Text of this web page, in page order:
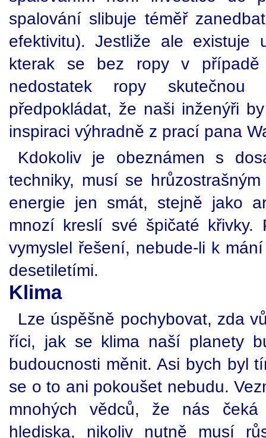
spalování slibuje téměř
efektivitu). Jestliže ale
kterak se bez ropy v
nedostatek ropy skutečnou
předpokládat, že naši inženýři
inspiraci výhradně z prací pana
Kdokoliv je obeznámen s
techniky, musí se
energie jen smát, stejně jako
mnozí kreslí své špičaté křivky.
vymyslel řešení, nebude-li k
desetiletími.
Klima
Lze úspěšně pochybovat, zda
říci, jak se klima naší planety
budoucnosti měnit. Asi bych byl
se o to ani pokoušet nebudu.
mnohých vědců, že nás
hlediska, nikoliv nutně musí